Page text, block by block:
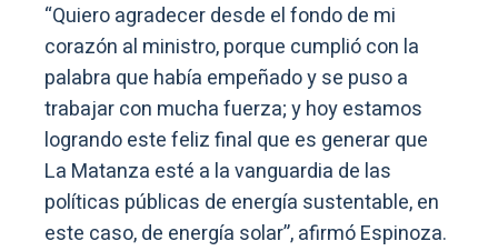
“Quiero agradecer desde el fondo de mi
corazón al ministro, porque cumplió con la
palabra que había empeñado y se puso a
trabajar con mucha fuerza; y hoy estamos
logrando este feliz final que es generar que
La Matanza esté a la vanguardia de las
políticas públicas de energía sustentable, en
este caso, de energía solar”, afirmó Espinoza.